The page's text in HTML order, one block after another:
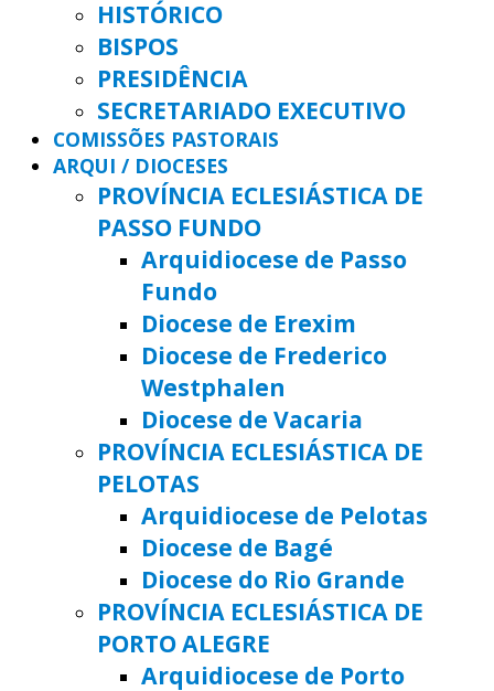
HISTÓRICO
BISPOS
PRESIDÊNCIA
SECRETARIADO EXECUTIVO
COMISSÕES PASTORAIS
ARQUI / DIOCESES
PROVÍNCIA ECLESIÁSTICA DE
PASSO FUNDO
Arquidiocese de Passo
Fundo
Diocese de Erexim
Diocese de Frederico
Westphalen
Diocese de Vacaria
PROVÍNCIA ECLESIÁSTICA DE
PELOTAS
Arquidiocese de Pelotas
Diocese de Bagé
Diocese do Rio Grande
PROVÍNCIA ECLESIÁSTICA DE
PORTO ALEGRE
Arquidiocese de Porto